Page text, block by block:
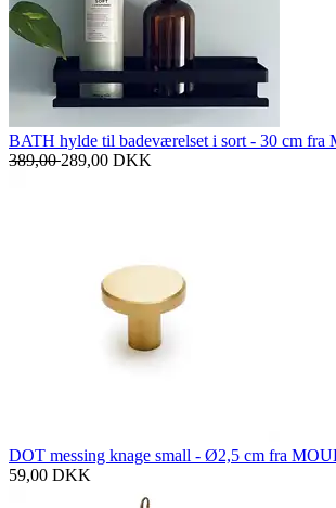
BATH hylde til badeværelset i sort - 30 cm fra
389,00289,00 DKK
DOT messing knage small - Ø2,5 cm fra
59,00 DKK